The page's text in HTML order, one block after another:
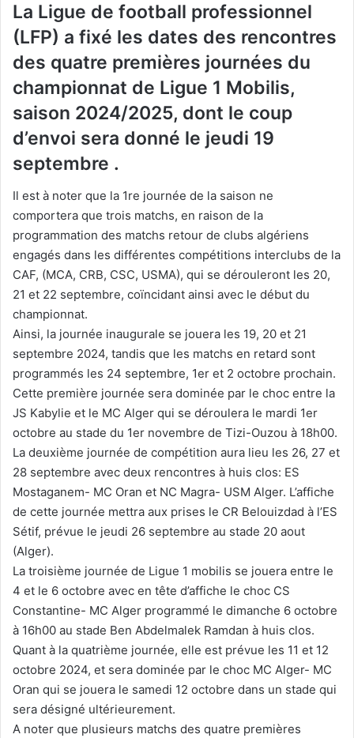
La Ligue de football professionnel
(LFP) a fixé les dates des rencontres
des quatre premières journées du
championnat de Ligue 1 Mobilis,
saison 2024/2025, dont le coup
d’envoi sera donné le jeudi 19
septembre .
Il est à noter que la 1re journée de la saison ne
comportera que trois matchs, en raison de la
programmation des matchs retour de clubs algériens
engagés dans les différentes compétitions interclubs de la
CAF, (MCA, CRB, CSC, USMA), qui se dérouleront les 20,
21 et 22 septembre, coïncidant ainsi avec le début du
championnat.
Ainsi, la journée inaugurale se jouera les 19, 20 et 21
septembre 2024, tandis que les matchs en retard sont
programmés les 24 septembre, 1er et 2 octobre prochain.
Cette première journée sera dominée par le choc entre la
JS Kabylie et le MC Alger qui se déroulera le mardi 1er
octobre au stade du 1er novembre de Tizi-Ouzou à 18h00.
La deuxième journée de compétition aura lieu les 26, 27 et
28 septembre avec deux rencontres à huis clos: ES
Mostaganem- MC Oran et NC Magra- USM Alger. L’affiche
de cette journée mettra aux prises le CR Belouizdad à l’ES
Sétif, prévue le jeudi 26 septembre au stade 20 aout
(Alger).
La troisième journée de Ligue 1 mobilis se jouera entre le
4 et le 6 octobre avec en tête d’affiche le choc CS
Constantine- MC Alger programmé le dimanche 6 octobre
à 16h00 au stade Ben Abdelmalek Ramdan à huis clos.
Quant à la quatrième journée, elle est prévue les 11 et 12
octobre 2024, et sera dominée par le choc MC Alger- MC
Oran qui se jouera le samedi 12 octobre dans un stade qui
sera désigné ultérieurement.
A noter que plusieurs matchs des quatre premières